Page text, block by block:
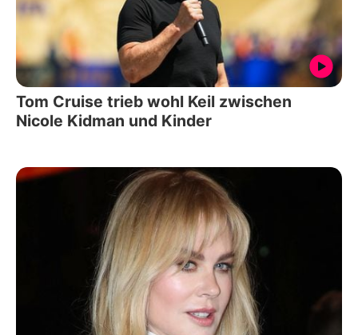
Tom Cruise trieb wohl Keil zwischen
Nicole Kidman und Kinder